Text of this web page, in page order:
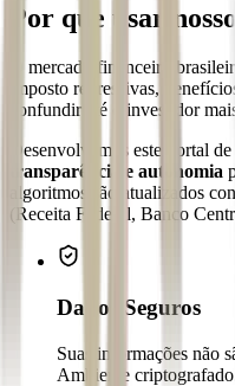
Por que usar
O mercado financeiro
imposto regressivas,
confundir até o investidor
Desenvolvemos este portal
transparência e autonomia
algoritmos são atualizados
(Receita Federal, Banco
Dados Seguros
Suas informações não
Ambiente